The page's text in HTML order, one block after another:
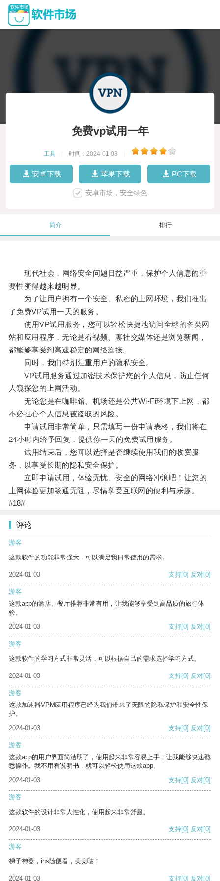
免费vp试用一年
工具 时间：2024-01-03
安卓下载 苹果下载 PC下载
安卓市场，安全绿色
简介 排行
现代社会，网络安全问题日益严重，保护个人信息的重
要性变得越来越明显。
为了让用户拥有一个安全、私密的上网环境，我们推出
了免费VP试用一天的服务。
使用VP试用服务，您可以轻松快捷地访问全球的各类网
站和应用程序，无论是看视频、聊社交媒体还是浏览新闻，
都能够享受到高速稳定的网络连接。
同时，我们特别注重用户的隐私安全。
VP试用服务通过加密技术保护您的个人信息，防止任何
人窥探您的上网活动。
无论您是在咖啡馆、机场还是公共Wi-Fi环境下上网，都
不必担心个人信息被盗取的风险。
申请试用非常简单，只需填写一份申请表格，我们将在
24小时内给予回复，提供你一天的免费试用服务。
试用结束后，您可以选择是否继续使用我们的收费服
务，以享受长期的隐私安全保护。
立即申请试用，体验无忧、安全的网络冲浪吧！让您的
上网体验更加畅通无阻，尽情享受互联网的便利与乐趣。
#18#
评论
游客
这款软件的功能非常强大，可以满足我日常使用的需求。
2024-01-03 支持[0] 反对[0]
游客
这款app的酒店、餐厅推荐非常有用，让我能够享受到高品质的旅行体
验。
2024-01-03
支持[0] 反对[0]
游客
这款软件的学习方式非常灵活，可以根据自己的需求选择学习方式。
2024-01-03 支持[0] 反对[0]
游客
这款加速器VPM应用程序已经为我们带来了无限的隐私保护和安全性保
护。
2024-01-03
支持[0] 反对[0]
游客
这款app的用户界面简洁明了，使用起来非常容易上手，让我能够快速熟
悉操作。我不用看说明书，就可以轻松使用这款app。
2024-01-03
支持[0] 反对[0]
游客
这款软件的设计非常人性化，使用起来非常舒服。
2024-01-03 支持[0] 反对[0]
游客
梯子神器，ins随便看，美美哒！
2024-01-03 支持[0] 反对[0]